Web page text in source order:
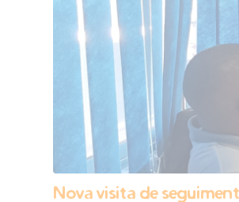
Nova visita de